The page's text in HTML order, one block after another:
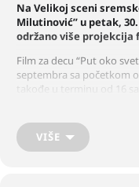
Na Velikoj sceni
Milutinović” u petak,
održano više projekcija
Film za decu “Put oko
septembra sa početkom
takođe u terminu od 16
petak i subotu u
Cena ulaznice za sve
VIŠE